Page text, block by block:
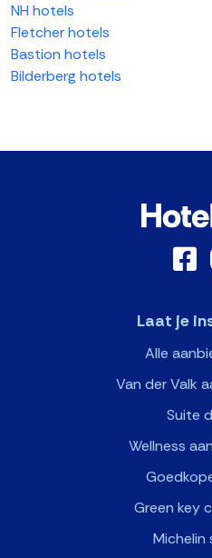
NH hotels
Fletcher hotels
Bastion hotels
Bilderberg hotels
Laat je
Alle
Van der Valk
Suite
Wellness
Green key
Michelin